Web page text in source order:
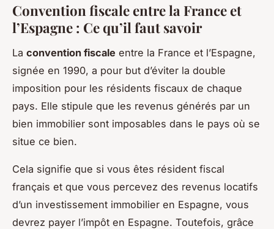
Convention fiscale entre la France et
l’Espagne : Ce qu’il faut savoir
La convention fiscale entre la France et l’Espagne,
signée en 1990, a pour but d’éviter la double
imposition pour les résidents fiscaux de chaque
pays. Elle stipule que les revenus générés par un
bien immobilier sont imposables dans le pays où se
situe ce bien.
Cela signifie que si vous êtes résident fiscal
français et que vous percevez des revenus locatifs
d’un investissement immobilier en Espagne, vous
devrez payer l’impôt en Espagne. Toutefois, grâce